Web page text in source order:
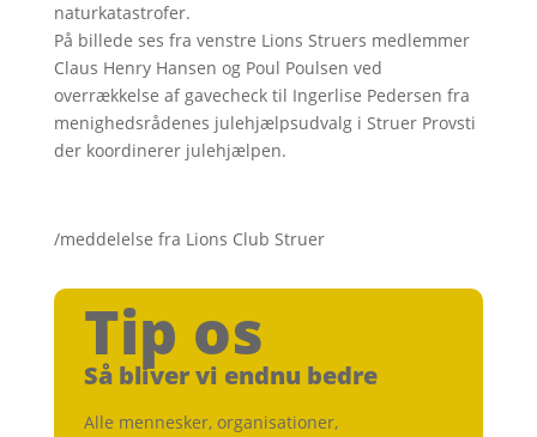
naturkatastrofer.
På billede ses fra venstre Lions Struers medlemmer
Claus Henry Hansen og Poul Poulsen ved
overrækkelse af gavecheck til Ingerlise Pedersen fra
menighedsrådenes julehjælpsudvalg i Struer Provsti
der koordinerer julehjælpen.
/meddelelse fra Lions Club Struer
Tip os
Så bliver vi endnu bedre
Alle mennesker, organisationer,